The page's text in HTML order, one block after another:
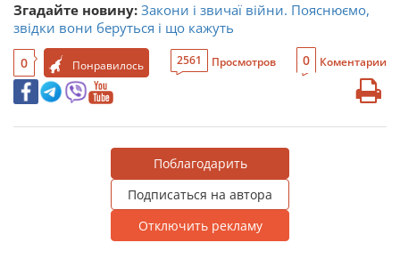
Згадайте новину: Закони і звичаї війни. Пояснюємо,
звідки вони беруться і що кажуть
0 Понравилось 2561 Просмотров 0 Коментарии
Поблагодарить
Подписаться на автора
Отключить рекламу